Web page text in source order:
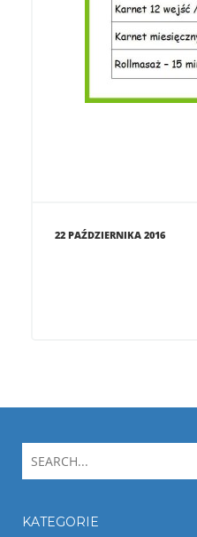
22 PAŹDZIERNIKA 2016
KATEGORIE